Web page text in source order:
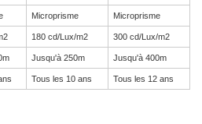
Microprisme Microprisme
180 cd/Lux/m2 300 cd/Lux/m2
Jusqu'à 250m Jusqu'à 400m
Tous les 10 ans Tous les 12 ans